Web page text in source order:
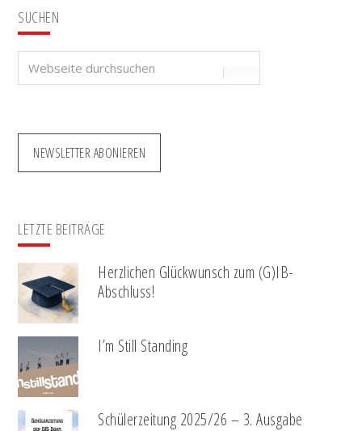
SUCHEN
Webseite
NEWSLETTER ABONIEREN
LETZTE BEITRÄGE
Herzlichen Glückwunsch zum (G)IB-
Abschluss!
I’m Still Standing
Schülerzeitung 2025/26 – 3. Ausgabe